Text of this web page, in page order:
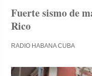
Fuerte sismo de
Rico
RADIO HABANA CUBA